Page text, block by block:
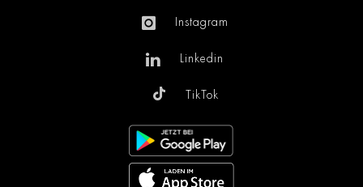
Instagram
Linkedin
TikTok